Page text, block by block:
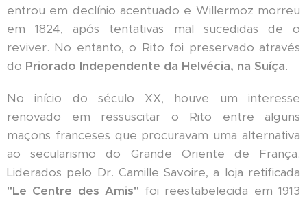
entrou em declínio acentuado e Willermoz morreu
em 1824, após tentativas mal sucedidas de o
reviver. No entanto, o Rito foi preservado através
do Priorado Independente da Helvécia, na Suíça.
No início do século XX, houve um interesse
renovado em ressuscitar o Rito entre alguns
maçons franceses que procuravam uma alternativa
ao secularismo do Grande Oriente de França.
Liderados pelo Dr. Camille Savoire, a loja retificada
"Le Centre des Amis" foi reestabelecida em 1913